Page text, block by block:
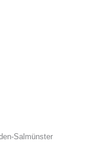
Salmünster